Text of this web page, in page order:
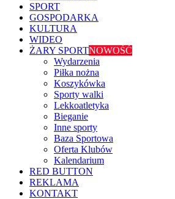
SPORT
GOSPODARKA
KULTURA
WIDEO
ŻARY SPORTNOWOŚĆ
Wydarzenia
Piłka nożna
Koszykówka
Sporty walki
Lekkoatletyka
Bieganie
Inne sporty
Baza Sportowa
Oferta Klubów
Kalendarium
RED BUTTON
REKLAMA
KONTAKT